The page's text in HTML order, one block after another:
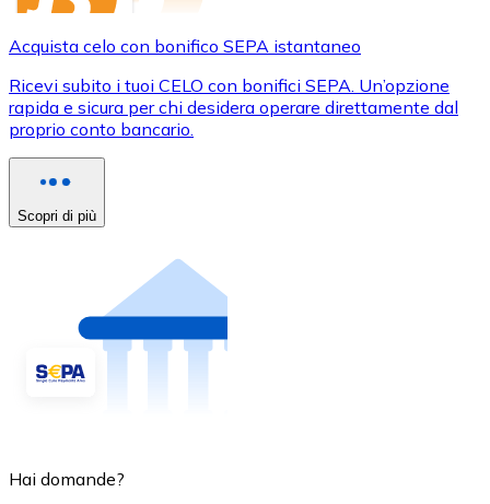
Acquista celo con bonifico SEPA istantaneo
Ricevi subito i tuoi CELO con bonifici SEPA. Un’opzione
rapida e sicura per chi desidera operare direttamente dal
proprio conto bancario.
Scopri di più
Hai domande?